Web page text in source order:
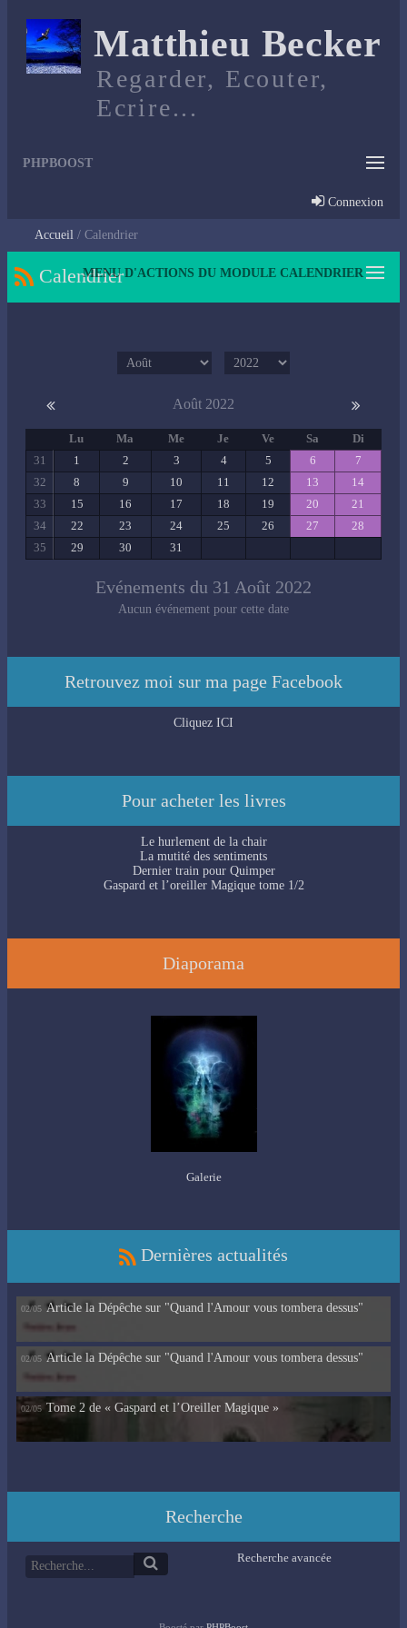
Matthieu Becker
Regarder, Ecouter,
Ecrire...
PHPBOOST
Connexion
Accueil Calendrier
MENU D'ACTIONS DU MODULE CALENDRIER
Calendrier
Août 2022
Lu Ma Me Je Ve Sa
Di
31
1 2 3 4 5 6
7
32
8 9 10 11 12 13
14
33
15 16 17 18 19 20
21
34
22 23 24 25 26 27
28
35
29 30 31
Evénements du 31 Août 2022
Aucun événement pour cette date
Retrouvez moi sur ma page Facebook
Cliquez ICI
Pour acheter les livres
Le hurlement de la chair
La mutité des sentiments
Dernier train pour Quimper
Gaspard et l’oreiller Magique tome 1/2
Diaporama
Galerie
Dernières actualités
02/05 Article la Dépêche sur "Quand l'Amour vous tombera dessus"
02/05 Article la Dépêche sur "Quand l'Amour vous tombera dessus"
02/05 Tome 2 de « Gaspard et l’Oreiller Magique »
Recherche
Recherche avancée